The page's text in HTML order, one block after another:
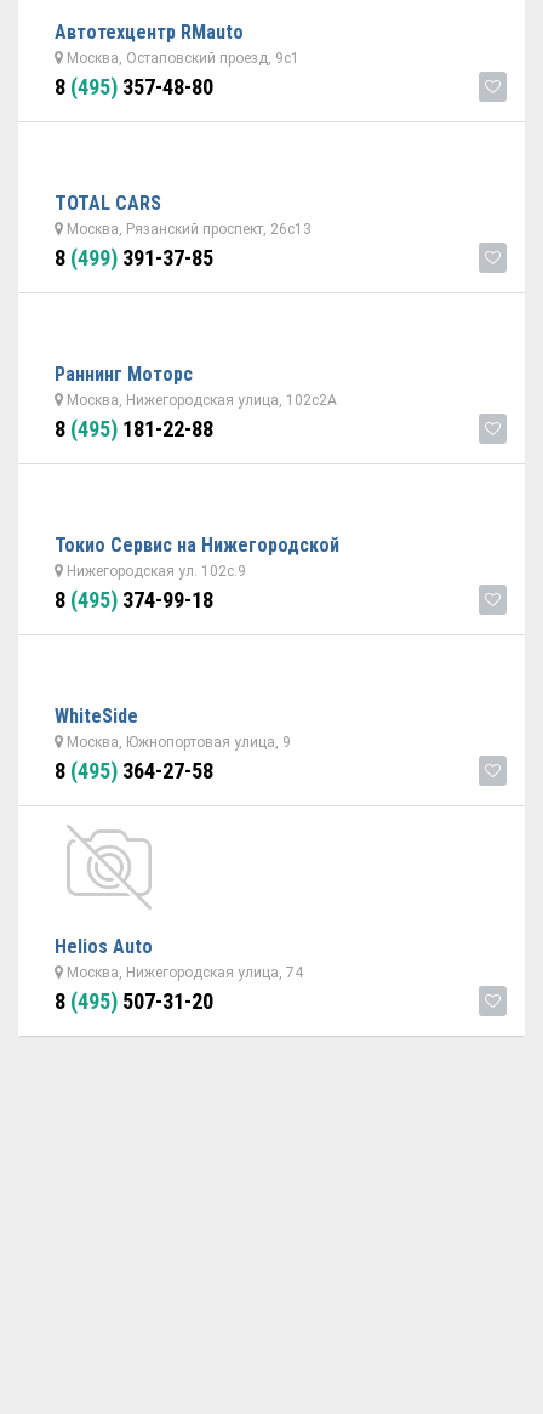
Автотехцентр RMauto
Москва, Остаповский проезд, 9с1
8 (495) 357-48-80
TOTAL CARS
Москва, Рязанский проспект, 26с13
8 (499) 391-37-85
Раннинг Моторс
Москва, Нижегородская улица, 102с2А
8 (495) 181-22-88
Токио Сервис на Нижегородской
Нижегородская ул. 102с.9
8 (495) 374-99-18
WhiteSide
Москва, Южнопортовая улица, 9
8 (495) 364-27-58
Helios Auto
Москва, Нижегородская улица, 74
8 (495) 507-31-20